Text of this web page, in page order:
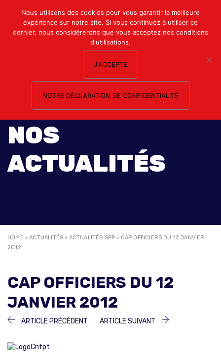
Mon compte
Nous contacter
NOS
ACTUALITÉS
HOME >ACTUALITÉS > ACTUALITÉS SPP > CAP OFFICIERS DU 12 JANVIER
2012
CAP OFFICIERS DU 12
JANVIER 2012
NAVIGATION
L’ARTICLE
ARTICLE PRÉCÉDENT ARTICLE
ARTICLE SUIVANT
ARTICLE
Nous utilisons des cookies pour vous garantir la meilleure
expérience sur notre site. Si vous continuez à utiliser ce
dernier, nous considérerons que vous acceptez nos conditions
d'utilisations.
J'ACCEPTE
NOTRE DÉCLARATION DE CONFIDENTIALITÉ